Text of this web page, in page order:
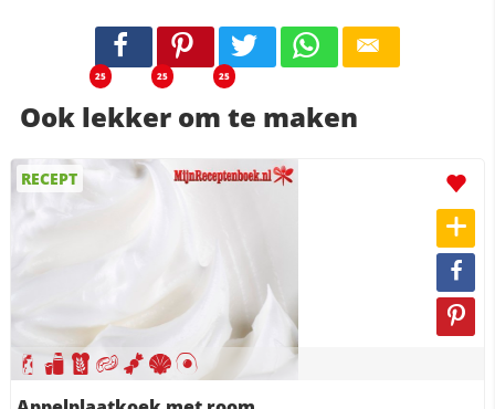
25 25 25
Ook lekker om te maken
RECEPT